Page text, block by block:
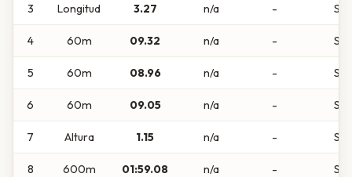
3 Longitud 3.27 n/a -
4 60m 09.32 n/a -
5 60m 08.96 n/a -
6 60m 09.05 n/a -
7 Altura 1.15 n/a -
8 600m 01:59.08 n/a -